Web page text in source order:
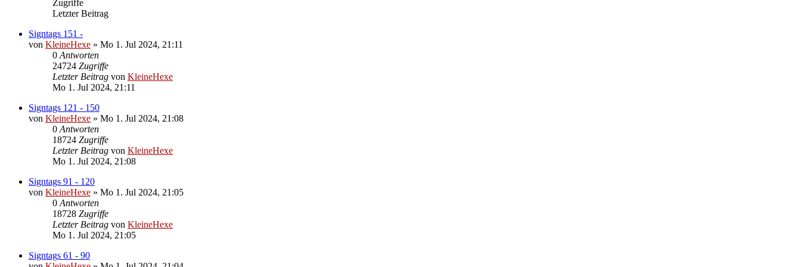
Zugriffe
Letzter Beitrag
Signtags 151 -
von KleineHexe » Mo 1. Jul 2024, 21:11
0 Antworten
24724 Zugriffe
Letzter Beitrag von KleineHexe
Mo 1. Jul 2024, 21:11
Signtags 121 - 150
von KleineHexe » Mo 1. Jul 2024, 21:08
0 Antworten
18724 Zugriffe
Letzter Beitrag von KleineHexe
Mo 1. Jul 2024, 21:08
Signtags 91 - 120
von KleineHexe » Mo 1. Jul 2024, 21:05
0 Antworten
18728 Zugriffe
Letzter Beitrag von KleineHexe
Mo 1. Jul 2024, 21:05
Signtags 61 - 90